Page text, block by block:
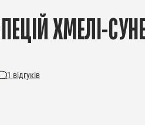
ХМЕЛІ-
1 відгуків